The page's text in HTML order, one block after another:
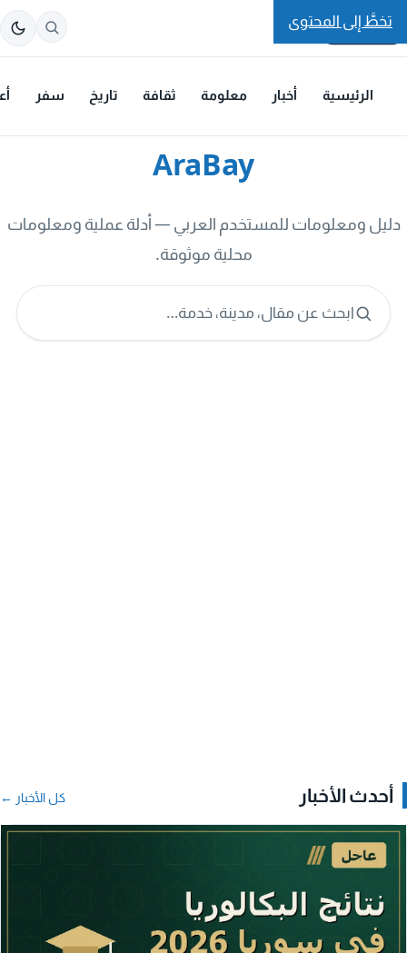
تخطَّ إلى المحتوى
الرئيسية أخبار معلومة ثقافة تاريخ سفر
AraBay
دليل ومعلومات للمستخدم العربي — أدلة عملية ومعلومات
محلية موثوقة.
ابحث عن مقال، مدينة، خدمة…
أحدث الأخبار كل الأخبار ←